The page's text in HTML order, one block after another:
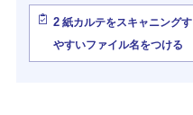
2紙カルテをスキャニング
やすいファイル名をつける